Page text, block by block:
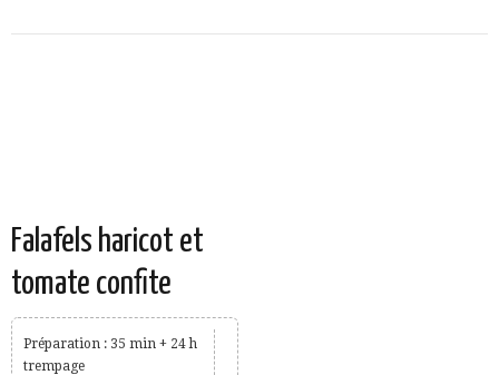
Falafels haricot et
tomate confite
Préparation : 35 min + 24 h
trempage